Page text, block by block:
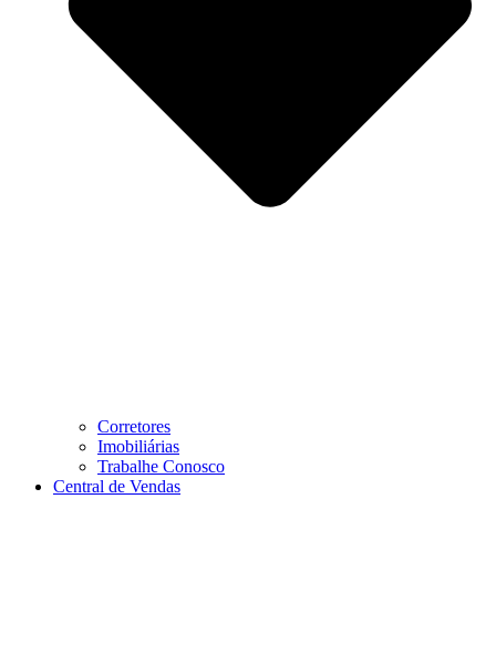
Corretores
Imobiliárias
Trabalhe Conosco
Central de Vendas